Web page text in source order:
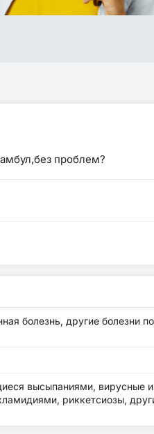
проблем?
болезнь, другие болезни
высыпаниями, вирусные и
риккетсиозы,